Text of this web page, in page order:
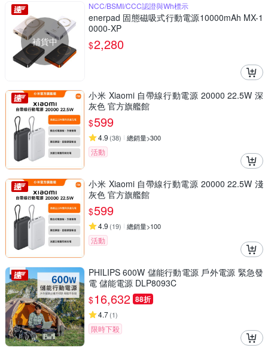
補貨中
NCC/BSMI/CCC認證與Wh標示
enerpad 固態磁吸式行動電源10000mAh MX-1
0000-XP
$2,280
小米 Xiaomi 自帶線行動電源 20000 22.5W 深
灰色 官方旗艦館
$599
4.9 (38) 總銷量>300
活動
小米 Xiaomi 自帶線行動電源 20000 22.5W 淺
灰色 官方旗艦館
$599
4.9 (19) 總銷量>100
活動
PHILIPS 600W 儲能行動電源 戶外電源 緊急發
電 儲能電源 DLP8093C
$16,632 88折
4.7(1)
限時下殺